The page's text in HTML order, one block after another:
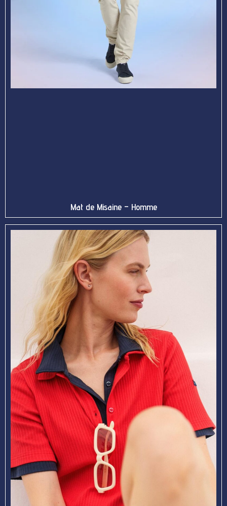
Mat de Misaine – Homme